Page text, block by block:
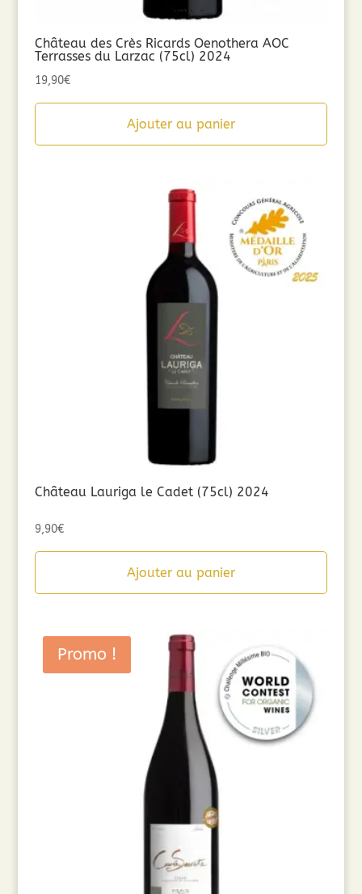
Château des Crès Ricards Oenothera AOC
Terrasses du Larzac (75cl) 2024
19,90€
Ajouter au panier
Château Lauriga le Cadet (75cl) 2024
9,90€
Ajouter au panier
Promo !